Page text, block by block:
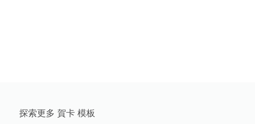
探索更多 賀卡 模板